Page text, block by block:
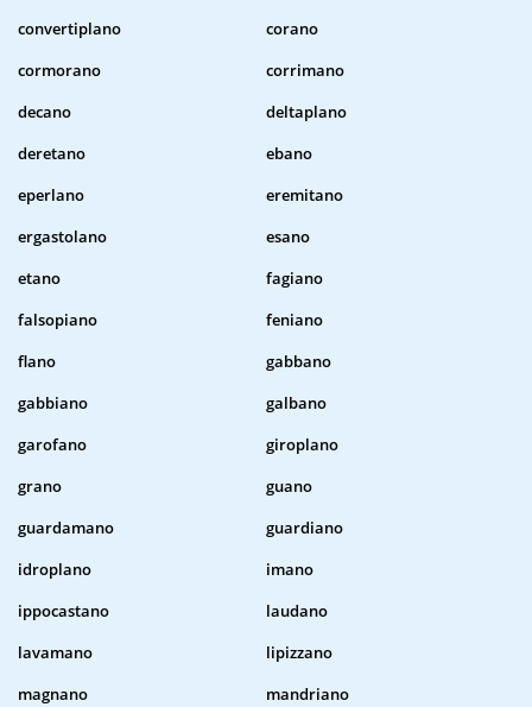
convertiplano
corano
cormorano
corrimano
decano
deltaplano
deretano
ebano
eperlano
eremitano
ergastolano
esano
etano
fagiano
falsopiano
feniano
flano
gabbano
gabbiano
galbano
garofano
giroplano
grano
guano
guardamano
guardiano
idroplano
imano
ippocastano
laudano
lavamano
lipizzano
magnano
mandriano